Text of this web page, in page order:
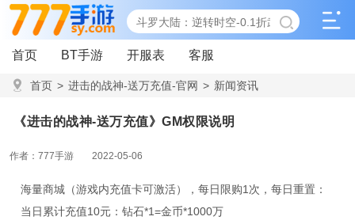
首页 BT手游 开服表 客服
首页 > 进击的战神-送万充值-官网 > 新闻资讯
《进击的战神-送万充值》GM权限说明
作者：777手游 2022-05-06
海量商城（游戏内充值卡可激活），每日限购1次，每日重置：
当日累计充值10元：钻石*1=金币*1000万